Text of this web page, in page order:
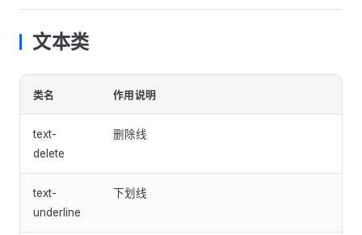
文本类
类名 作用说明
text-
delete
删除线
text-
underline
下划线